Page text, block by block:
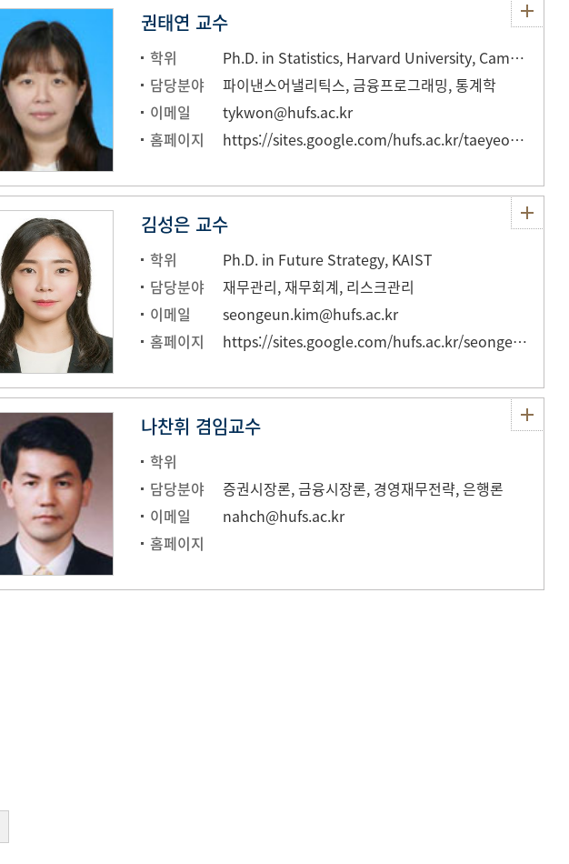
권태연 교수
학위
Ph.D. in Statistics, Harvard University, Cambridge, MA, USA
담당분야
파이낸스어낼리틱스, 금융프로그래밍, 통계학
이메일
tykwon@hufs.ac.kr
홈페이지
https://sites.google.com/hufs.ac.kr/taeyeonkwon
김성은 교수
학위
Ph.D. in Future Strategy, KAIST
담당분야
재무관리, 재무회계, 리스크관리
이메일
seongeun.kim@hufs.ac.kr
홈페이지
https://sites.google.com/hufs.ac.kr/seongeunkim
나찬휘 겸임교수
학위
담당분야
증권시장론, 금융시장론, 경영재무전략, 은행론
이메일
nahch@hufs.ac.kr
홈페이지